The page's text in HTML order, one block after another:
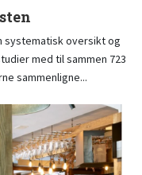
systematisk oversikt og
med til sammen 723
sammenligne...